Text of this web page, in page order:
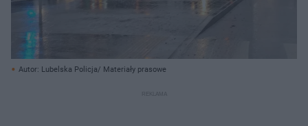
Autor: Lubelska Policja/ Materiały prasowe